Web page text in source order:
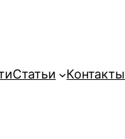
Статьи Контакты